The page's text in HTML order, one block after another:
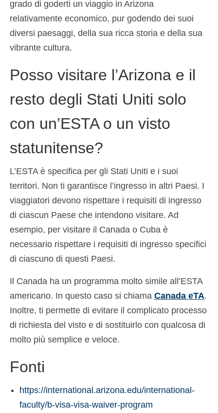
grado di goderti un viaggio in Arizona
relativamente economico, pur godendo dei suoi
diversi paesaggi, della sua ricca storia e della sua
vibrante cultura.
Posso visitare l’Arizona e il
resto degli Stati Uniti solo
con un’ESTA o un visto
statunitense?
L’ESTA è specifica per gli Stati Uniti e i suoi
territori. Non ti garantisce l’ingresso in altri Paesi. I
viaggiatori devono rispettare i requisiti di ingresso
di ciascun Paese che intendono visitare. Ad
esempio, per visitare il Canada o Cuba è
necessario rispettare i requisiti di ingresso specifici
di ciascuno di questi Paesi.
Il Canada ha un programma molto simile all’ESTA
americano. In questo caso si chiama Canada eTA.
Inoltre, ti permette di evitare il complicato processo
di richiesta del visto e di sostituirlo con qualcosa di
molto più semplice e veloce.
Fonti
https://international.arizona.edu/international-
faculty/b-visa-visa-waiver-program